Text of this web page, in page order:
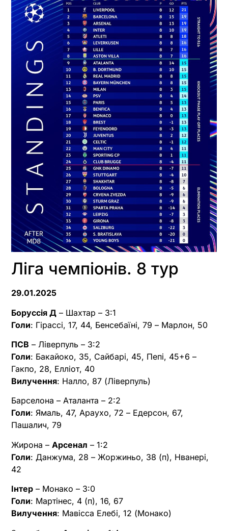
Ліга чемпіонів. 8 тур
29.01.2025
Боруссія Д – Шахтар – 3:1
Голи: Гірассі, 17, 44, Бенсебаїні, 79 – Марлон, 50
ПСВ – Ліверпуль – 3:2
Голи: Бакайоко, 35, Сайбарі, 45, Пепі, 45+6 –
Гакпо, 28, Елліот, 40
Вилучення: Налло, 87 (Ліверпуль)
Барселона – Аталанта – 2:2
Голи: Ямаль, 47, Араухо, 72 – Едерсон, 67,
Пашалич, 79
Жирона – Арсенал – 1:2
Голи: Данжума, 28 – Жоржиньо, 38 (п), Нванері,
42
Інтер – Монако – 3:0
Голи: Мартінес, 4 (п), 16, 67
Вилучення: Мавісса Елебі, 12 (Монако)